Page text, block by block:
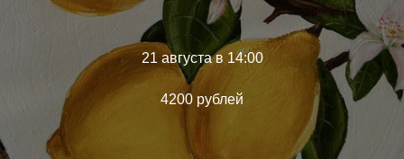
21 августа в 14:00
4200 рублей